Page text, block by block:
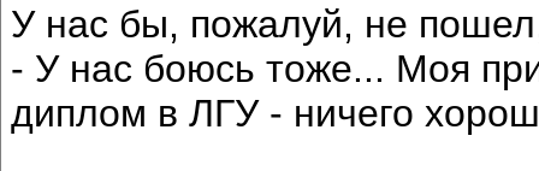
У нас бы, пожалуй, не
- У нас боюсь тоже... Моя
диплом в ЛГУ - ничего